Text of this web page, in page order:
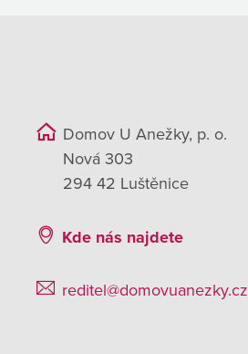
Domov U Anežky, p. o.
Nová 303
294 42 Luštěnice
Kde nás najdete
reditel@domovuanezky.cz